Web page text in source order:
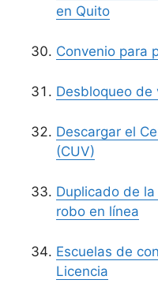
en Quito
Convenio para
Desbloqueo de
Descargar el
(CUV)
Duplicado de
robo en línea
Escuelas de
Licencia